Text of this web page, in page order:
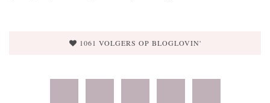
1061 VOLGERS OP BLOGLOVIN'